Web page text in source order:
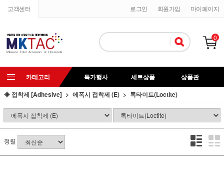
고객센터 마이페이지
회원가입
로그인
0
카테고리 특가행사 세트상품
상품관
◈ 접착제 [Adhesive]
에폭시 접착제 (E) 록타이트(Loctite)
정렬